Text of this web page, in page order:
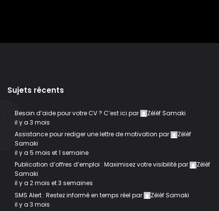
Sujets récents
Besoin d’aide pour votre CV ? C’est ici par
Zélèf Samaki
il y a 3 mois
Assistance pour rediger une lettre de motivation par
Zélèf
Samaki
il y a 5 mois et 1 semaine
Publication d’offres d’emploi : Maximisez votre visibilitépar
Zélèf
Samaki
il y a 2 mois et 3 semaines
SMS Alert : Restez informé en temps réel par
Zélèf Samaki
il y a 3 mois